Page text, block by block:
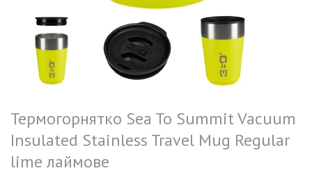
Термогорнятко Sea To Summit Vacuum
Insulated Stainless Travel Mug Regular
lime лаймове